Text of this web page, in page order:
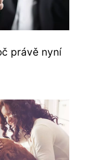
právě nyní